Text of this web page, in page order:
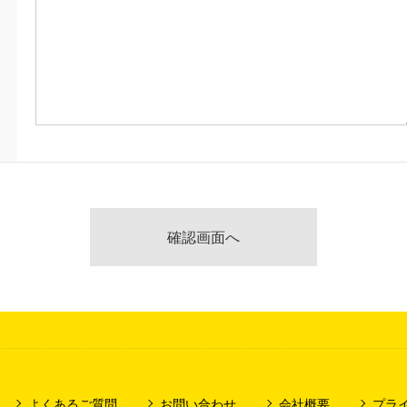
よくあるご質問 お問い合わせ 会社概要 プラ